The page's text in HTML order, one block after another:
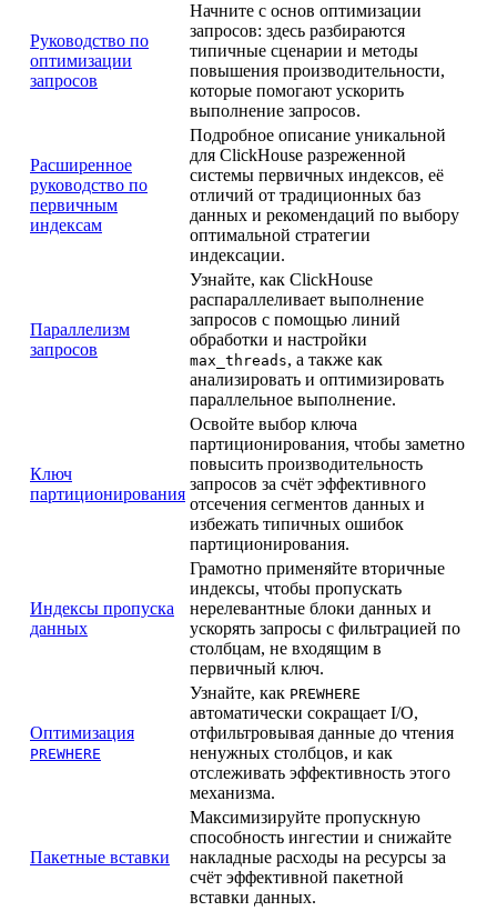
Руководство по
оптимизации
запросов
Начните с основ оптимизации
запросов: здесь разбираются
типичные сценарии и методы
повышения производительности,
которые помогают ускорить
выполнение запросов.
Расширенное
руководство по
первичным
индексам
Подробное описание уникальной
для ClickHouse разреженной
системы первичных индексов, её
отличий от традиционных баз
данных и рекомендаций по выбору
оптимальной стратегии
индексации.
Параллелизм
запросов
Узнайте, как ClickHouse
распараллеливает выполнение
запросов с помощью линий
обработки и настройки
max_threads, а также как
анализировать и оптимизировать
параллельное выполнение.
Ключ
партиционирования
Освойте выбор ключа
партиционирования, чтобы заметно
повысить производительность
запросов за счёт эффективного
отсечения сегментов данных и
избежать типичных ошибок
партиционирования.
Индексы пропуска
данных
Грамотно применяйте вторичные
индексы, чтобы пропускать
нерелевантные блоки данных и
ускорять запросы с фильтрацией по
столбцам, не входящим в
первичный ключ.
Оптимизация
PREWHERE
Узнайте, как PREWHERE
автоматически сокращает I/O,
отфильтровывая данные до чтения
ненужных столбцов, и как
отслеживать эффективность этого
механизма.
Пакетные вставки
Максимизируйте пропускную
способность ингестии и снижайте
накладные расходы на ресурсы за
счёт эффективной пакетной
вставки данных.